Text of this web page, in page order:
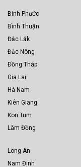
Bình Phước
Bình Thuận
Đắc Lắk
Đắc Nông
Đồng Tháp
Gia Lai
Hà Nam
Kiên Giang
Kon Tum
Lâm Đồng
Long An
Nam Định